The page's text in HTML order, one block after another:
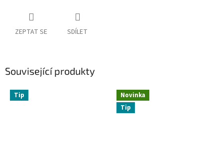
ZEPTAT SE SDÍLET
Související produkty
Tip
Novinka
Tip